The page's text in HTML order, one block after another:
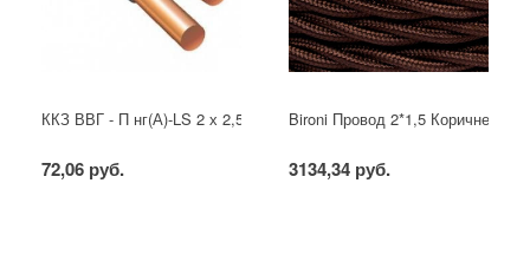
ККЗ ВВГ - П нг(А)-LS 2 х 2,5 ГОСТ
72,06 руб.
Bironi Провод 2*1,5 Коричневый
3134,34 руб.